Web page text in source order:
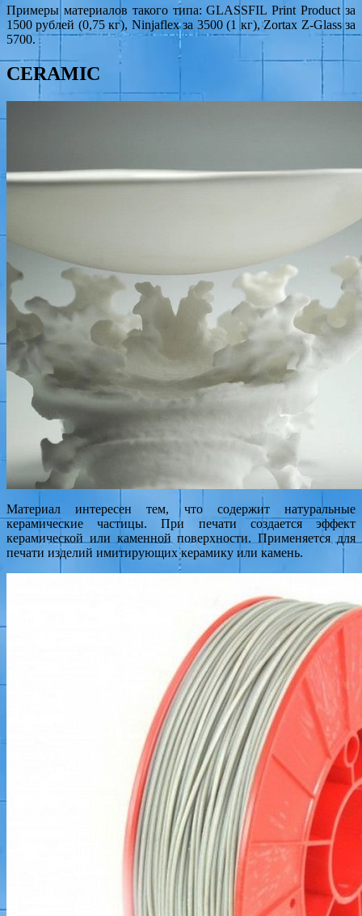
Примеры материалов такого типа: GLASSFIL Print Product за
1500 рублей (0,75 кг), Ninjaflex за 3500 (1 кг), Zortax Z-Glass за
5700.
CERAMIC
Материал интересен тем, что содержит натуральные
керамические частицы. При печати создается эффект
керамической или каменной поверхности. Применяется для
печати изделий имитирующих керамику или камень.